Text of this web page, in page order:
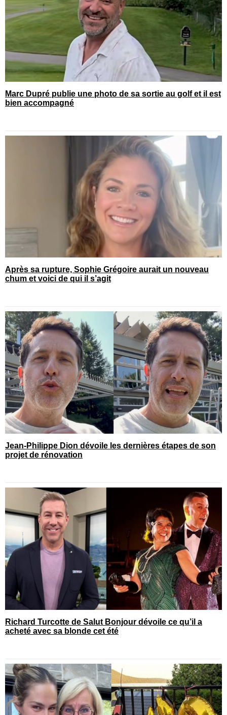
Marc Dupré publie une photo de sa sortie au golf et il est
bien accompagné
Après sa rupture, Sophie Grégoire aurait un nouveau
chum et voici de qui il s’agit
Jean-Philippe Dion dévoile les dernières étapes de son
projet de rénovation
Richard Turcotte de Salut Bonjour dévoile ce qu’il a
acheté avec sa blonde cet été